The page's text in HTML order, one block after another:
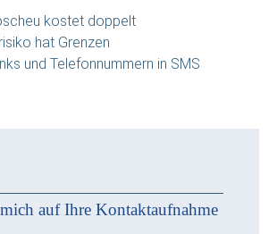
kostet doppelt
hat Grenzen
und Telefonnummern in SMS
auf Ihre Kontaktaufnahme